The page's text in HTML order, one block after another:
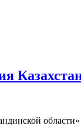
области»